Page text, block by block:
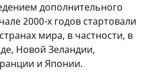
дополнительного
2000-х годов стартовали
мира, в частности, в
Новой Зеландии,
и Японии.